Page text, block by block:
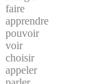
faire
apprendre
pouvoir
voir
choisir
appeler